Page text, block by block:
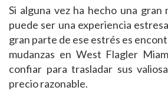
Si alguna vez ha hecho una gran
puede ser una experiencia
gran parte de ese estrés es
mudanzas en West Flagler
confiar para trasladar sus
precio razonable.